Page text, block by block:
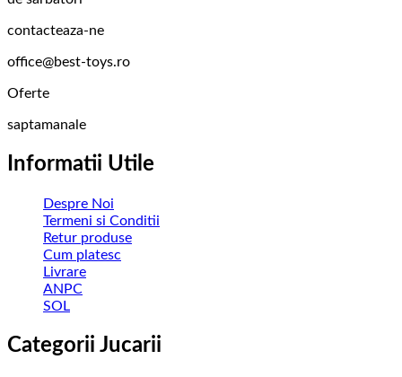
contacteaza-ne
office@best-toys.ro
Oferte
saptamanale
Informatii Utile
Despre Noi
Termeni si Conditii
Retur produse
Cum platesc
Livrare
ANPC
SOL
Categorii Jucarii